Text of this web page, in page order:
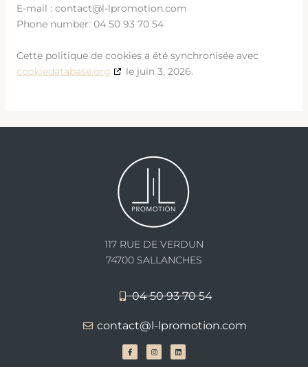
E-mail : contact@l-lpromotion.com
Phone number: 04 50 93 70 54
Cette politique de cookies a été synchronisée avec
cookiedatabase.org
le juin 3, 2026.
117 RUE DE VERDUN
74700 SALLANCHES
04 50 93 70 54
contact@l-lpromotion.com
a
c
e
n
s
t
i
n
k